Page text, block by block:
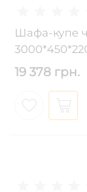
Шафа-купе
19 378 грн.